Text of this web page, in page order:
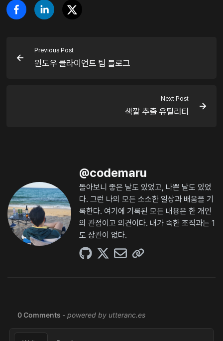
Previous Post
윈도우 클라이언트 팀 블로그
Next Post
색깔 추출 유틸리티
@codemaru
돌아보니 좋은 날도 있었고, 나쁜 날도 있었
다. 그런 나의 모든 소소한 일상과 배움을 기
록한다. 여기에 기록된 모든 내용은 한 개인
의 관점이고 의견이다. 내가 속한 조직과는 1
도 상관이 없다.